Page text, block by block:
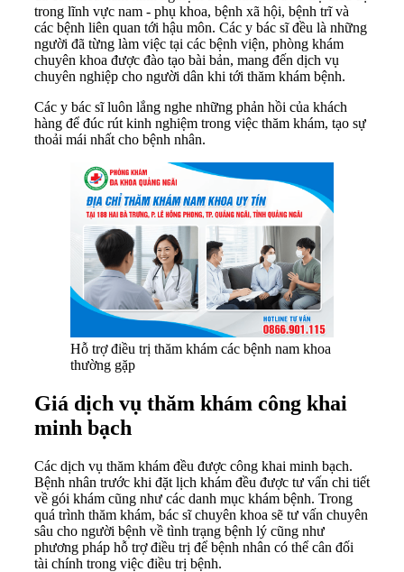
trong lĩnh vực nam - phụ khoa, bệnh xã hội, bệnh trĩ và
các bệnh liên quan tới hậu môn. Các y bác sĩ đều là những
người đã từng làm việc tại các bệnh viện, phòng khám
chuyên khoa được đào tạo bài bản, mang đến dịch vụ
chuyên nghiệp cho người dân khi tới thăm khám bệnh.
Các y bác sĩ luôn lắng nghe những phản hồi của khách
hàng để đúc rút kinh nghiệm trong việc thăm khám, tạo sự
thoải mái nhất cho bệnh nhân.
Hỗ trợ điều trị thăm khám các bệnh nam khoa
thường gặp
Giá dịch vụ thăm khám công khai
minh bạch
Các dịch vụ thăm khám đều được công khai minh bạch.
Bệnh nhân trước khi đặt lịch khám đều được tư vấn chi tiết
về gói khám cũng như các danh mục khám bệnh. Trong
quá trình thăm khám, bác sĩ chuyên khoa sẽ tư vấn chuyên
sâu cho người bệnh về tình trạng bệnh lý cũng như
phương pháp hỗ trợ điều trị để bệnh nhân có thể cân đối
tài chính trong việc điều trị bệnh.